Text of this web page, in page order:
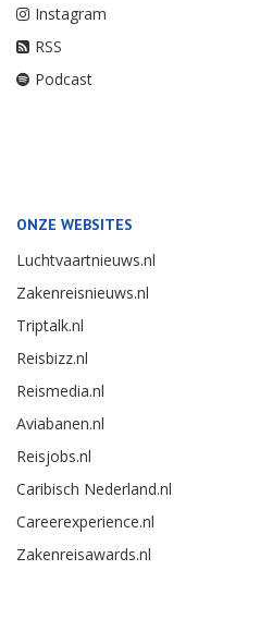
Instagram
RSS
Podcast
ONZE WEBSITES
Luchtvaartnieuws.nl
Zakenreisnieuws.nl
Triptalk.nl
Reisbizz.nl
Reismedia.nl
Aviabanen.nl
Reisjobs.nl
Caribisch Nederland.nl
Careerexperience.nl
Zakenreisawards.nl